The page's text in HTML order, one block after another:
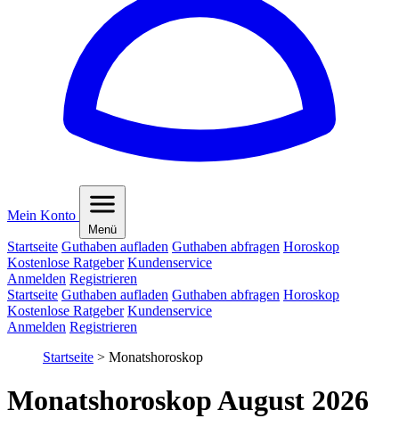
Mein Konto
Menü
Startseite Guthaben aufladen Guthaben abfragen Horoskop
Kostenlose Ratgeber Kundenservice
Anmelden Registrieren
Startseite Guthaben aufladen Guthaben abfragen Horoskop
Kostenlose Ratgeber Kundenservice
Anmelden Registrieren
Startseite > Monatshoroskop
Monatshoroskop August 2026